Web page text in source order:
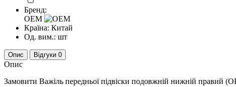
Бренд:
OEM
Країна: Китай
Од. вим.: шт
Опис Відгуки 0
Опис
Замовити Важіль передньої підвіски подовжній нижній правий